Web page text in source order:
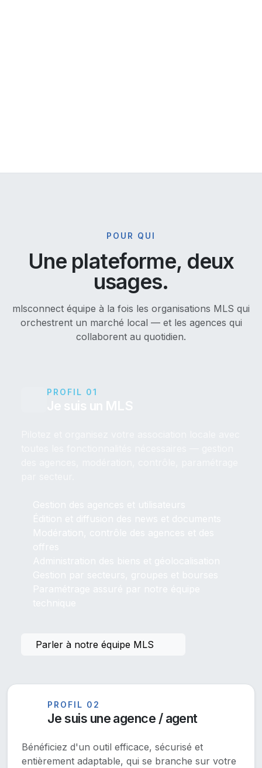
POUR QUI
Une plateforme, deux
usages.
mlsconnect équipe à la fois les organisations MLS qui
orchestrent un marché local — et les agences qui
collaborent au quotidien.
PROFIL 01
Parler à notre équipe MLS
PROFIL 02
Je suis une agence / agent
Bénéficiez d'un outil efficace, sécurisé et
entièrement adaptable, qui se branche sur votre